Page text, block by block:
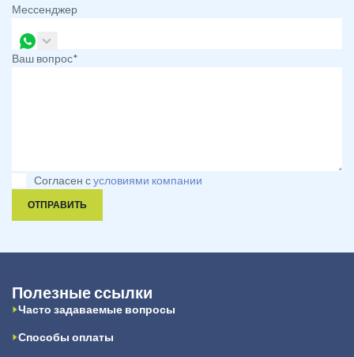
Мессенджер
Ваш вопрос*
Согласен сусловиями компании
ОТПРАВИТЬ
Полезные ссылки
Часто задаваемые вопросы
Способы оплаты